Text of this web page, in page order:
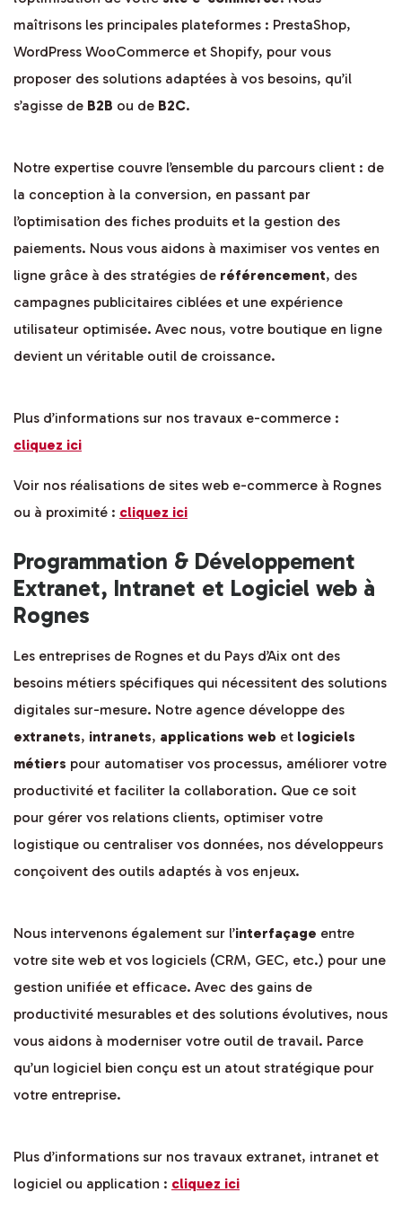
maîtrisons les principales plateformes : PrestaShop,
WordPress WooCommerce et Shopify, pour vous
proposer des solutions adaptées à vos besoins, qu’il
s’agisse de B2B ou de B2C.
Notre expertise couvre l’ensemble du parcours client : de
la conception à la conversion, en passant par
l’optimisation des fiches produits et la gestion des
paiements. Nous vous aidons à maximiser vos ventes en
ligne grâce à des stratégies de référencement, des
campagnes publicitaires ciblées et une expérience
utilisateur optimisée. Avec nous, votre boutique en ligne
devient un véritable outil de croissance.
Plus d’informations sur nos travaux e-commerce :
cliquez ici
Voir nos réalisations de sites web e-commerce à Rognes
ou à proximité : cliquez ici
Programmation & Développement
Extranet, Intranet et Logiciel web à
Rognes
Les entreprises de Rognes et du Pays d’Aix ont des
besoins métiers spécifiques qui nécessitent des solutions
digitales sur-mesure. Notre agence développe des
extranets, intranets, applications web et logiciels
métiers pour automatiser vos processus, améliorer votre
productivité et faciliter la collaboration. Que ce soit
pour gérer vos relations clients, optimiser votre
logistique ou centraliser vos données, nos développeurs
conçoivent des outils adaptés à vos enjeux.
Nous intervenons également sur l’interfaçage entre
votre site web et vos logiciels (CRM, GEC, etc.) pour une
gestion unifiée et efficace. Avec des gains de
productivité mesurables et des solutions évolutives, nous
vous aidons à moderniser votre outil de travail. Parce
qu’un logiciel bien conçu est un atout stratégique pour
votre entreprise.
Plus d’informations sur nos travaux extranet, intranet et
logiciel ou application : cliquez ici